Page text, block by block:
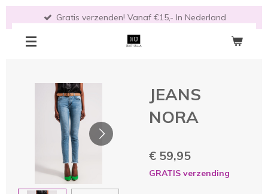
direct
Gratis verzenden! Vanaf €15,- In Nederland
JEANS
NORA
€ 59,95
GRATIS verzending